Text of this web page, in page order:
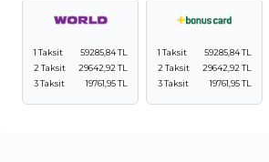
1 Taksit
59285,84 TL
2 Taksit
29642,92 TL
3 Taksit
19761,95 TL
1 Taksit
59285,84 TL
2 Taksit
29642,92 TL
3 Taksit
19761,95 TL